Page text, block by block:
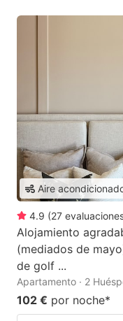
Aire
4.9 (27
Alojamiento
(mediados de
de golf ...
Apartamento · 2
102 € por noche*